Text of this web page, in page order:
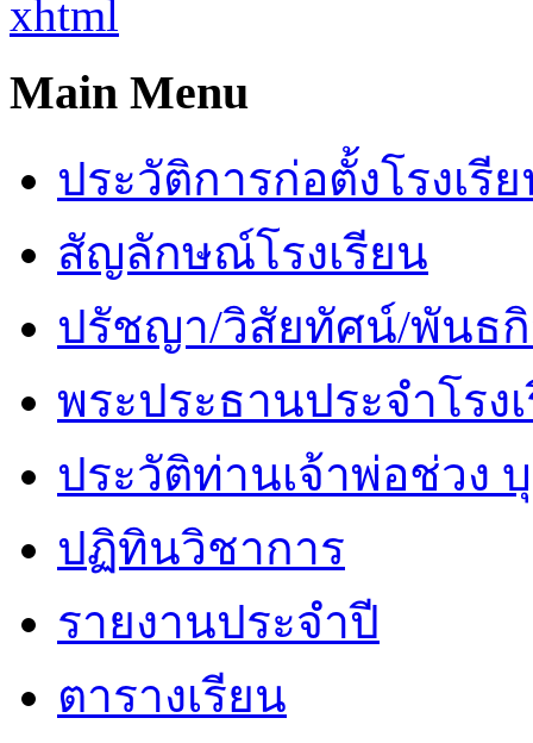
xhtml
Main Menu
ประวัติการก่อตั้งโรงเรี
สัญลักษณ์โรงเรียน
ปรัชญา/วิสัยทัศน์/พันธ
พระประธานประจำโรง
ประวัติท่านเจ้าพ่อช่วง
ปฏิทินวิชาการ
รายงานประจำปี
ตารางเรียน